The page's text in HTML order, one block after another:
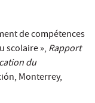
de compétences
scolaire », Rapport
du
Monterrey,